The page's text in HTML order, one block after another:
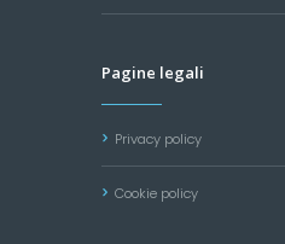
Pagine legali
Privacy policy
Cookie policy